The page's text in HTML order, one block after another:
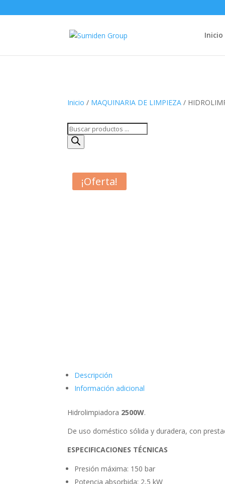
Inicio
Inicio / MAQUINARIA DE LIMPIEZA /
Búsqueda
de
productos
¡Oferta!
Descripción
Información adicional
Hidrolimpiadora 2500W.
De uso doméstico sólida y duradera, con
ESPECIFICACIONES TÉCNICAS
Presión máxima: 150 bar
Potencia absorbida: 2,5 kW